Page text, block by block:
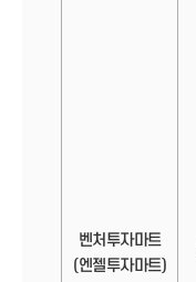
벤처투자마트
(엔젤투자마트)